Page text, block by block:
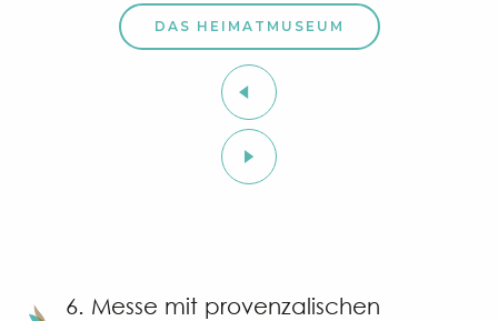
DAS HEIMATMUSEUM
6. Messe mit provenzalischen